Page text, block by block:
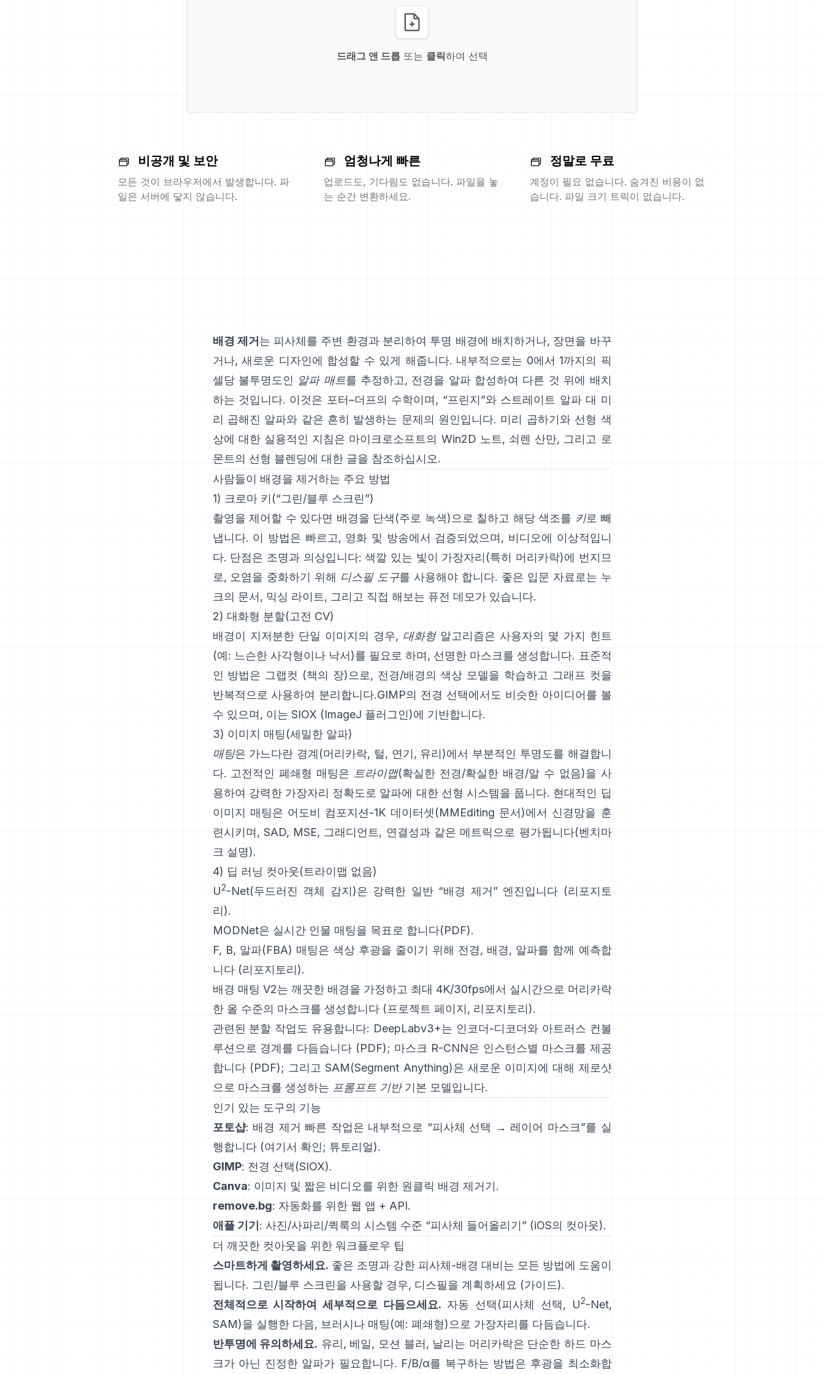
드래그 앤 드롭또는 클릭하여 선택
비공개 및 보안
모든 것이 브라우저에서 발생합니다. 파
일은 서버에 닿지 않습니다.
엄청나게 빠른
업로드도, 기다림도 없습니다. 파일을 놓
는 순간 변환하세요.
정말로 무료
계정이 필요 없습니다. 숨겨진 비용이 없
습니다. 파일 크기 트릭이 없습니다.
배경 제거 는 피사체를 주변 환경과 분리하여 투명 배경에 배치하거나, 장면을 바꾸
거나, 새로운 디자인에 합성할 수 있게 해줍니다. 내부적으로는 0에서 1까지의 픽
셀당 불투명도인 알파 매트를 추정하고, 전경을 알파 합성하여 다른 것 위에 배치
하는 것입니다. 이것은 포터–더프의 수학이며, “프린지”와 스트레이트 알파 대 미
리 곱해진 알파와 같은 흔히 발생하는 문제의 원인입니다. 미리 곱하기와 선형 색
상에 대한 실용적인 지침은 마이크로소프트의 Win2D 노트, 쇠렌 산만, 그리고
로
몬트의 선형 블렌딩에 대한 글을 참조하십시오.
사람들이 배경을 제거하는 주요 방법
1) 크로마 키(“그린/블루 스크린”)
촬영을 제어할 수 있다면 배경을 단색(주로 녹색)으로 칠하고 해당 색조를 키로 빼
냅니다. 이 방법은 빠르고, 영화 및 방송에서 검증되었으며, 비디오에 이상적입니
다. 단점은 조명과 의상입니다: 색깔 있는 빛이 가장자리(특히 머리카락)에 번지므
로, 오염을 중화하기 위해 디스필 도구를 사용해야 합니다. 좋은 입문 자료로는 누
크의 문서, 믹싱 라이트, 그리고 직접 해보는 퓨전 데모가 있습니다.
2) 대화형 분할(고전 CV)
배경이 지저분한 단일 이미지의 경우, 대화형알고리즘은 사용자의 몇 가지 힌트
(예: 느슨한 사각형이나 낙서)를 필요로 하며, 선명한 마스크를 생성합니다. 표준적
인 방법은 그랩컷 (책의 장)으로, 전경/배경의 색상 모델을 학습하고 그래프 컷을
반복적으로 사용하여 분리합니다.GIMP의 전경 선택에서도 비슷한 아이디어를 볼
수 있으며, 이는 SIOX (ImageJ 플러그인)에 기반합니다.
3) 이미지 매팅(세밀한 알파)
매팅은 가느다란 경계(머리카락, 털, 연기, 유리)에서 부분적인 투명도를 해결합니
다. 고전적인 폐쇄형 매팅은 트라이맵(확실한 전경/확실한 배경/알 수 없음)을 사
용하여 강력한 가장자리 정확도로 알파에 대한 선형 시스템을 풉니다. 현대적인 딥
이미지 매팅은 어도비 컴포지션-1K 데이터셋(MMEditing 문서)에서 신경망을 훈
련시키며, SAD, MSE, 그래디언트, 연결성과 같은 메트릭으로 평가됩니다(벤치마
크 설명).
4) 딥 러닝 컷아웃(트라이맵 없음)
U2-Net(두드러진 객체 감지)은 강력한 일반 “배경 제거” 엔진입니다 (리포지토
리).
MODNet은 실시간 인물 매팅을 목표로 합니다(PDF).
F, B, 알파(FBA) 매팅은 색상 후광을 줄이기 위해 전경, 배경, 알파를 함께 예측합
니다 (리포지토리).
배경 매팅 V2는 깨끗한 배경을 가정하고 최대 4K/30fps에서 실시간으로 머리카락
한 올 수준의 마스크를 생성합니다 (프로젝트 페이지, 리포지토리).
관련된 분할 작업도 유용합니다: DeepLabv3+는 인코더-디코더와 아트러스 컨볼
루션으로 경계를 다듬습니다 (PDF); 마스크 R-CNN은 인스턴스별 마스크를 제공
합니다 (PDF); 그리고 SAM(Segment Anything)은 새로운 이미지에 대해 제로샷
으로 마스크를 생성하는 프롬프트 기반기본 모델입니다.
인기 있는 도구의 기능
포토샵: 배경 제거 빠른 작업은 내부적으로 “피사체 선택 → 레이어 마스크”를 실
행합니다 (여기서 확인 ; 튜토리얼).
GIMP: 전경 선택(SIOX).
Canva: 이미지 및 짧은 비디오를 위한 원클릭 배경 제거기.
remove.bg: 자동화를 위한 웹 앱 + API.
애플 기기 : 사진/사파리/퀵룩의 시스템 수준 “피사체 들어올리기” (iOS의 컷아웃).
더 깨끗한 컷아웃을 위한 워크플로우 팁
스마트하게 촬영하세요. 좋은 조명과 강한 피사체-배경 대비는 모든 방법에 도움이
됩니다. 그린/블루 스크린을 사용할 경우, 디스필을 계획하세요 (가이드).
전체적으로 시작하여 세부적으로 다듬으세요. 자동 선택(피사체 선택, U2-Net,
SAM)을 실행한 다음, 브러시나 매팅(예: 폐쇄형)으로 가장자리를 다듬습니다.
반투명에 유의하세요. 유리, 베일, 모션 블러, 날리는 머리카락은 단순한 하드 마스
크가 아닌 진정한 알파가 필요합니다. F/B/α를 복구하는 방법은 후광을 최소화합